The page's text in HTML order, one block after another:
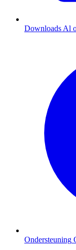
Downloads Al
Ondersteuning